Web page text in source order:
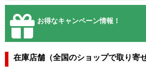
お得なキャンペーン情報！
在庫店舗（全国のショップで取り寄